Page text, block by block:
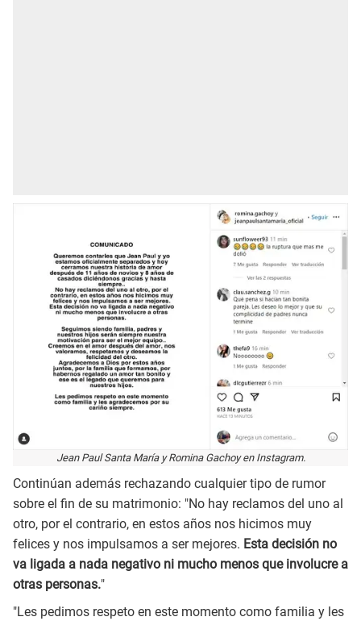
Jean Paul Santa María y Romina Gachoy en Instagram.
Continúan además rechazando cualquier tipo de rumor
sobre el fin de su matrimonio: "No hay reclamos del uno al
otro, por el contrario, en estos años nos hicimos muy
felices y nos impulsamos a ser mejores. Esta decisión no
va ligada a nada negativo ni mucho menos que involucre a
otras personas."
"Les pedimos respeto en este momento como familia y les